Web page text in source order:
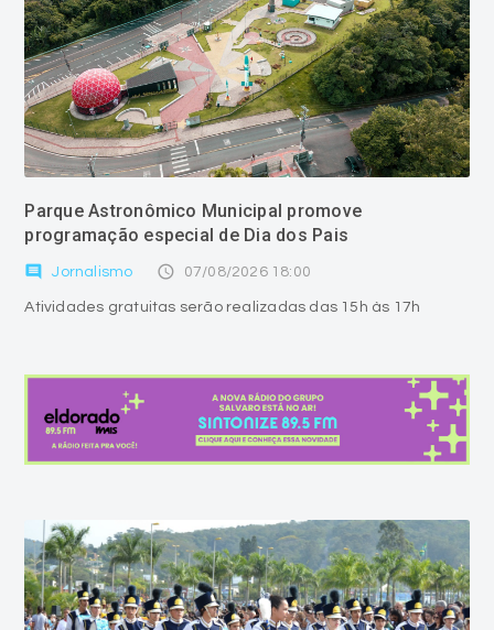
Parque Astronômico Municipal promove
programação especial de Dia dos Pais
comment Jornalismo access_time 07/08/2026 18:00
Atividades gratuitas serão realizadas das 15h às 17h